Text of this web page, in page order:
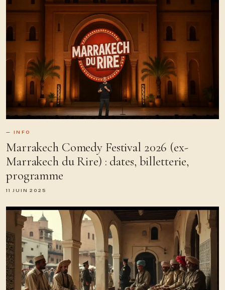
INFO
Marrakech Comedy Festival 2026 (ex-
Marrakech du Rire) : dates, billetterie,
programme
11 JUIN 2025